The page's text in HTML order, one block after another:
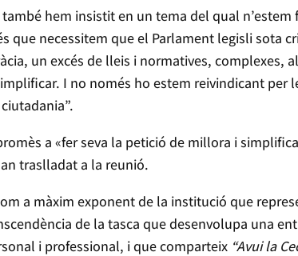
hem insistit en un tema del qual n’estem
que necessitem que el Parlament legisli sota
un excés de lleis i normatives, complexes,
I no només ho estem reivindicant per
a «fer seva la petició de millora i
traslladat a la reunió.
a màxim exponent de la institució que
de la tasca que desenvolupa una
i professional, i que comparteix “Avui la